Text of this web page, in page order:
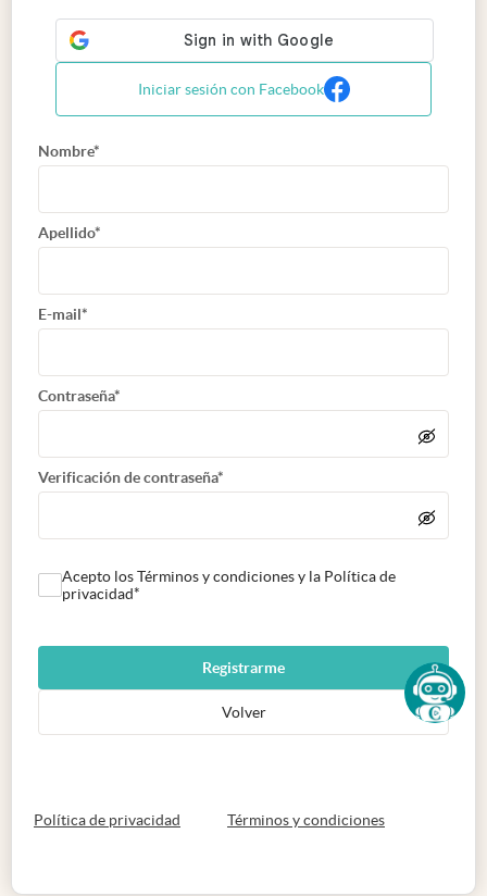
Iniciar sesión con Facebook
Nombre*
Apellido*
E-mail*
Contraseña*
Verificación de contraseña*
Acepto los Términos y condiciones y la Política de
privacidad*
Registrarme
Volver
Política de privacidad abre en nueva pestaña
Términos y condicionesabre en nueva